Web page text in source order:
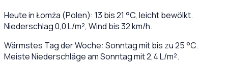
Heute inŁomża (Polen): 13 bis21 °C, leicht bewölkt.
Niederschlag0,0L/m², Wind bis32km/h.
Wärmstes Tag der Woche: Sonntag mit bis zu 25 °C.
Meiste Niederschläge am Sonntag mit 2,4 L/m².